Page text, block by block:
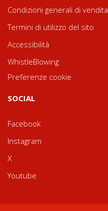
Condizioni generali di vendita
Termini di utilizzo del sito
Accessibilità
WhistleBlowing
Preferenze cookie
SOCIAL
Facebook
Instagram
X
Youtube